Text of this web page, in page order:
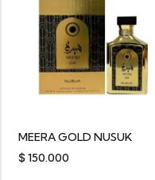
MEERA GOLD NUSUK
$150.000